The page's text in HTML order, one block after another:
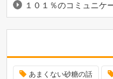
１０１％のコミュニケ
あまくない砂糖の話